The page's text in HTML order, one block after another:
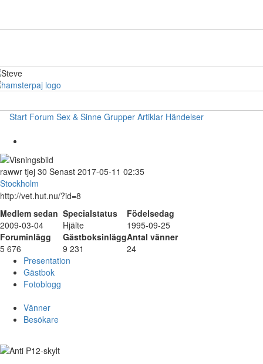
Start Forum Sex & Sinne Grupper Artiklar Händelser
rawwr tjej 30 Senast 2017-05-11 02:35
Stockholm
http://vet.hut.nu/?id=8
Medlem sedan Specialstatus
Födelsedag
2009-03-04
Hjälte
1995-09-25
Foruminlägg
GästboksinläggAntal vänner
5 676
9 231
24
Presentation
Gästbok
Fotoblogg
Vänner
Besökare